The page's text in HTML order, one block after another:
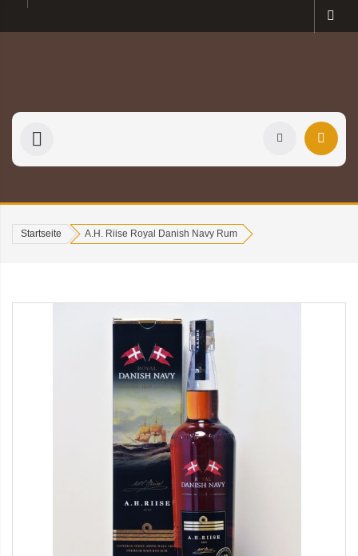
Startseite A.H. Riise Royal Danish Navy Rum